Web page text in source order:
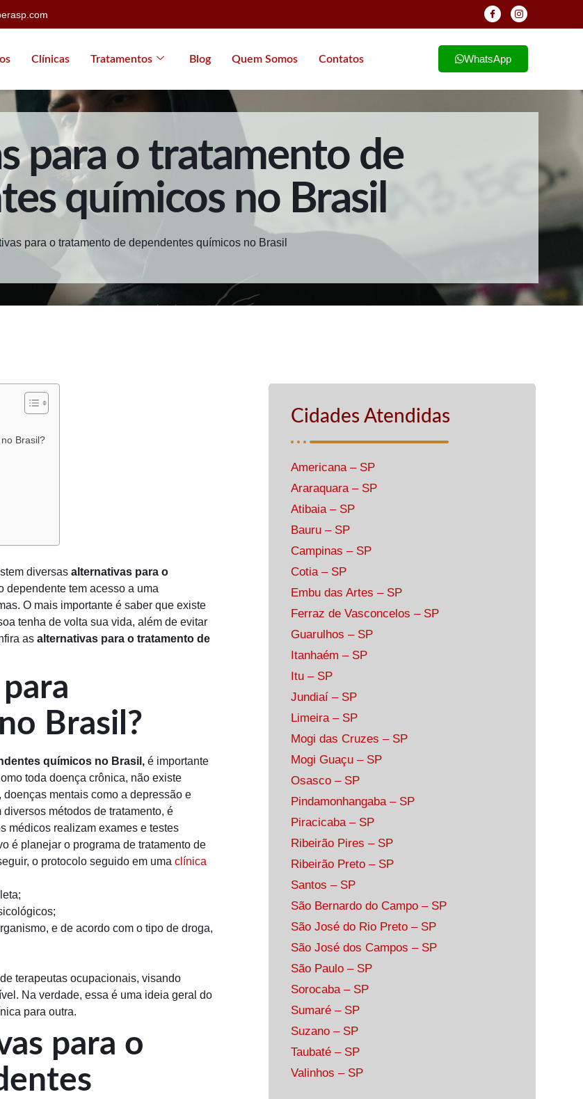
Clínicas Tratamentos Blog Quem Somos Contatos WhatsApp
para o tratamento de
químicos no Brasil
para o tratamento de dependentes químicos no Brasil
Brasil?
diversas alternativas para o
dependente tem acesso a uma
O mais importante é saber que existe
tenha de volta sua vida, além de evitar
as alternativas para o tratamento de
Brasil?
químicos no Brasil, é importante
toda doença crônica, não existe
mentais como a depressão e
métodos de tratamento, é
médicos realizam exames e testes
é planejar o programa de tratamento de
o protocolo seguido em uma clínica
e de acordo com o tipo de droga,
terapeutas ocupacionais, visando
Na verdade, essa é uma ideia geral do
para outra.
para o
Cidades Atendidas
Americana – SP
Araraquara – SP
Atibaia – SP
Bauru – SP
Campinas – SP
Cotia – SP
Embu das Artes – SP
Ferraz de Vasconcelos – SP
Guarulhos – SP
Itanhaém – SP
Itu – SP
Jundiaí – SP
Limeira – SP
Mogi das Cruzes – SP
Mogi Guaçu – SP
Osasco – SP
Pindamonhangaba – SP
Piracicaba – SP
Ribeirão Pires – SP
Ribeirão Preto – SP
Santos – SP
São Bernardo do Campo – SP
São José do Rio Preto – SP
São José dos Campos – SP
São Paulo – SP
Sorocaba – SP
Sumaré – SP
Suzano – SP
Taubaté – SP
Valinhos – SP